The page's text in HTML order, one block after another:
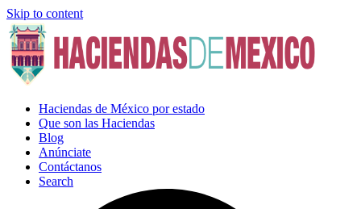
Skip to content
Haciendas de México por estado
Que son las Haciendas
Blog
Anúnciate
Contáctanos
Search